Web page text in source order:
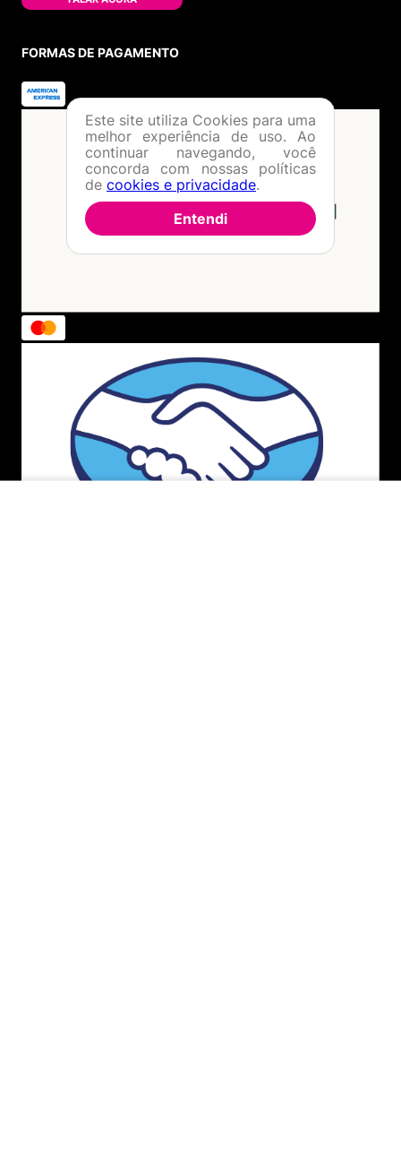
FORMAS DE PAGAMENTO
Este site utiliza Cookies para uma
melhor experiência de uso. Ao
continuar navegando, você
concorda com nossas políticas
de cookies e privacidade.
Entendi